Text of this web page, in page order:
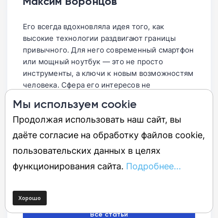
уведомление о необходимости обновить
первых порах фирменная утилита может
цифровых магазинах. Для скачивания
программы на смартфон придется
временно сменить регион в настройках
вашего аккаунта App Store или Google
Play.
Его всегда вдохновляла идея того, как
высокие технологии раздвигают границы
привычного. Для него современный смартфон
или мощный ноутбук — это не просто
инструменты, а ключи к новым возможностям
человека. Сфера его интересов не
одинаковым азартом погружается в изучение
автомобильных инноваций, компьютерного
железа и даже перспектив освоения космоса.
В своих текстах он старается передать тот
самый искренний драйв, который испытывает
каждый исследователь при виде технологий,
Все статьи
Мы используем cookie
Продолжая использовать наш сайт, вы
даёте согласие на обработку файлов cookie,
пользовательских данных в целях
функционирования сайта. Подробнее...